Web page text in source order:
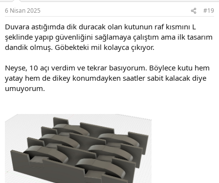
s
6 Nisan 2025 #19
Duvara astığımda dik duracak olan kutunun raf kısmını L
şeklinde yapıp güvenliğini sağlamaya çalıştım ama ilk tasarım
dandik olmuş. Göbekteki mil kolayca çıkıyor.
Neyse, 10 açı verdim ve tekrar basıyorum. Böylece kutu hem
yatay hem de dikey konumdayken saatler sabit kalacak diye
umuyorum.